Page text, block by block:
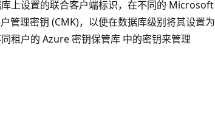
上设置的联合客户端标识，在不同的 Microsoft
管理密钥 (CMK)，以便在数据库级别将其设置为
租户的 Azure 密钥保管库 中的密钥来管理